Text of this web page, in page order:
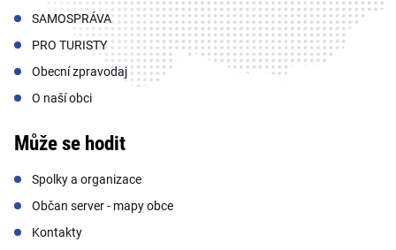
SAMOSPRÁVA
PRO TURISTY
Obecní zpravodaj
O naší obci
Může se hodit
Spolky a organizace
Občan server - mapy obce
Kontakty